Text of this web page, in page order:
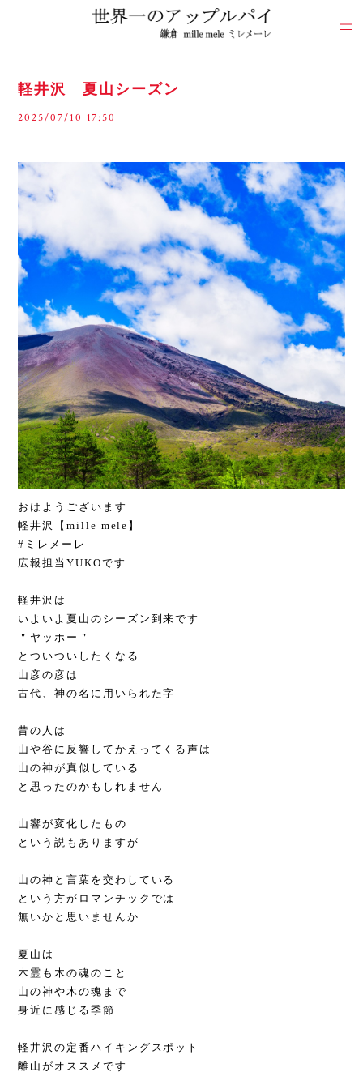
軽井沢 夏山シーズン
2025/07/10 17:50
おはようございます
軽井沢【mille mele】
#ミレメーレ
広報担当YUKOです
軽井沢は
いよいよ夏山のシーズン到来です
＂ヤッホー＂
とついついしたくなる
山彦の彦は
古代、神の名に用いられた字
昔の人は
山や谷に反響してかえってくる声は
山の神が真似している
と思ったのかもしれません
山響が変化したもの
という説もありますが
山の神と言葉を交わしている
という方がロマンチックでは
無いかと思いませんか
夏山は
木霊も木の魂のこと
山の神や木の魂まで
身近に感じる季節
軽井沢の定番ハイキングスポット
離山がオススメです